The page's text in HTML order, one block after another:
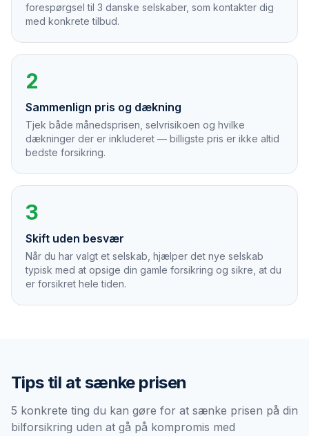
forespørgsel til 3 danske selskaber, som kontakter dig
med konkrete tilbud.
2
Sammenlign pris og dækning
Tjek både månedsprisen, selvrisikoen og hvilke
dækninger der er inkluderet — billigste pris er ikke altid
bedste forsikring.
3
Skift uden besvær
Når du har valgt et selskab, hjælper det nye selskab
typisk med at opsige din gamle forsikring og sikre, at du
er forsikret hele tiden.
Tips til at sænke prisen
5 konkrete ting du kan gøre for at sænke prisen på din
bilforsikring uden at gå på kompromis med